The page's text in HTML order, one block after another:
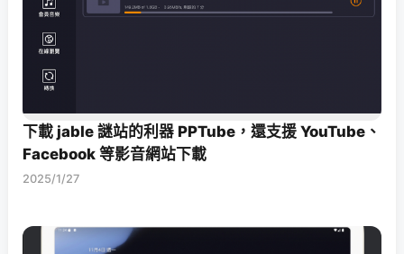
下載 jable 謎站的利器 PPTube，還支援 YouTube、
Facebook 等影音網站下載
2025/1/27